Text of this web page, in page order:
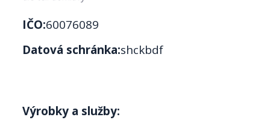
IČO:60076089
Datová schránka:shckbdf
Výrobky a služby: